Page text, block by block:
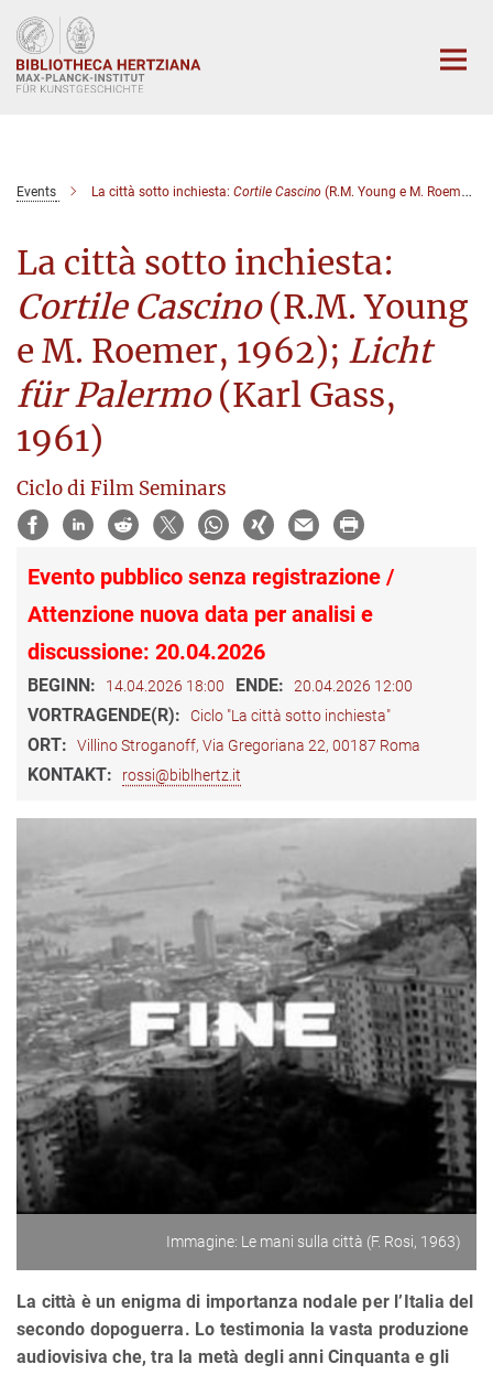
Hauptinhalt
Events La città sotto inchiesta: Cortile Cascino (R.M. Young e M. Roemer, 1962);
La città sotto inchiesta:
Cortile Cascino(R.M. Young
e M. Roemer, 1962); Licht
für Palermo(Karl Gass,
1961)
Ciclo di Film Seminars
Evento pubblico senza registrazione /
Attenzione nuova data per analisi e
discussione: 20.04.2026
BEGINN: 14.04.2026 18:00 ENDE: 20.04.2026 12:00
VORTRAGENDE(R): Ciclo "La città sotto inchiesta"
ORT: Villino Stroganoff, Via Gregoriana 22, 00187 Roma
KONTAKT: rossi@biblhertz.it
Immagine: Le mani sulla città (F. Rosi, 1963)
La città è un enigma di importanza nodale per l’Italia del
secondo dopoguerra. Lo testimonia la vasta produzione
audiovisiva che, tra la metà degli anni Cinquanta e gli